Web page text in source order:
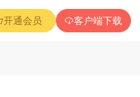
开通会员 客户端下载